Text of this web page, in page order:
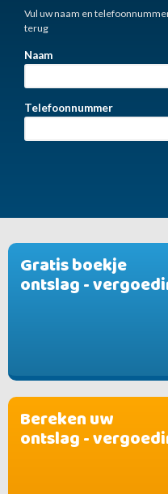
Gratis boekje
ontslag -
Bereken uw
ontslag -
Vul uw naam en
terug
Naam
Telefoonnummer